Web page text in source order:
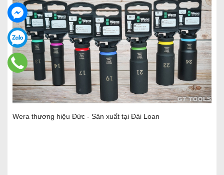
Wera thương hiệu Đức - Sản xuất tại Đài Loan